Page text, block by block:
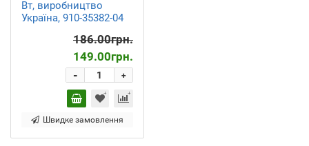
Вт, виробництво
Україна, 910-35382-04
186.00грн.
149.00грн.
+
-
Швидке замовлення